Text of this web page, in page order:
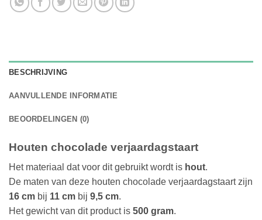
BESCHRIJVING
AANVULLENDE INFORMATIE
BEOORDELINGEN (0)
Houten chocolade verjaardagstaart
Het materiaal dat voor dit gebruikt wordt is hout.
De maten van deze houten chocolade verjaardagstaart zijn
16 cm bij 11 cm bij 9,5 cm.
Het gewicht van dit product is 500 gram.